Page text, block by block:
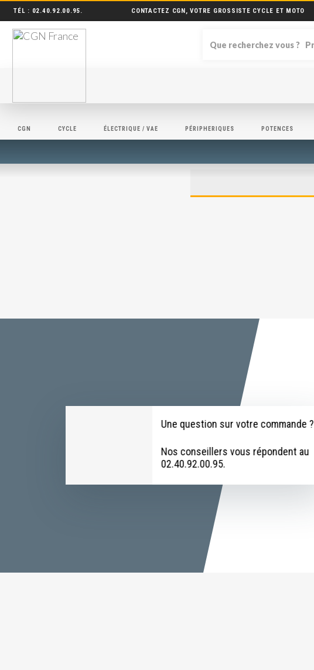
TÉL : 02.40.92.00.95. CONTACTEZ CGN, VOTRE GROSSISTE CYCLE ET MOTO
CGN CYCLE ÉLECTRIQUE / VAE PÉRIPHERIQUES POTENCES
Une question sur votre commande ?
Nos conseillers vous répondent au
02.40.92.00.95.